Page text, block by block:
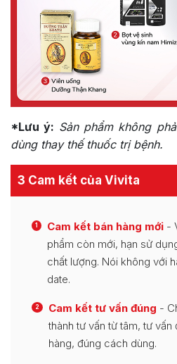
*Lưu ý: Sản phẩm không
dùng thay thế thuốc trị bệnh.
3 Cam kết của Vivita
1 Cam kết bán hàng mới -
phẩm còn mới, hạn sử
chất lượng. Nói không với
date.
2 Cam kết tư vấn đúng -
thành tư vấn từ tâm, tư
hàng, đúng cách dùng.